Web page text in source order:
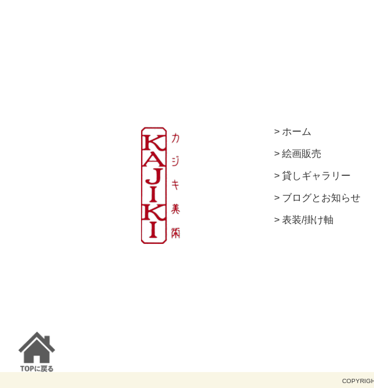
ホーム
絵画販売
貸しギャラリー
ブログとお知らせ
表装/掛け軸